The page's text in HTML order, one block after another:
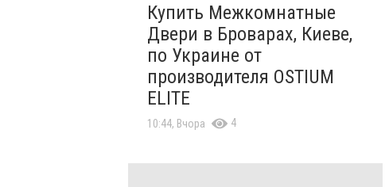
Купить Межкомнатные
Двери в Броварах, Киеве,
по Украине от
производителя OSTIUM
ELITE
10:44, Вчора 4